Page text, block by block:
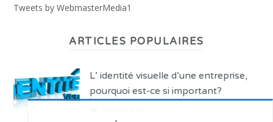
Tweets by WebmasterMedia1
ARTICLES POPULAIRES
L’ identité visuelle d’une entreprise,
pourquoi est-ce si important?